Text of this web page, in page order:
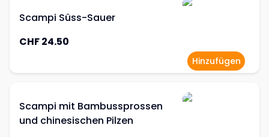
Scampi Süss-Sauer
CHF 24.50
Hinzufügen
Scampi mit Bambussprossen
und chinesischen Pilzen